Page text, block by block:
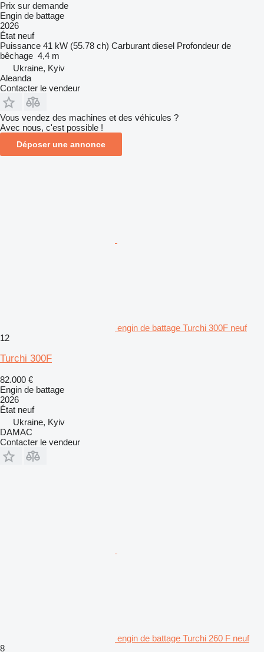
Prix sur demande
Engin de battage
2026
État neuf
Puissance 41 kW (55.78 ch) Carburant diesel Profondeur de
bêchage 4,4 m
Ukraine, Kyiv
Aleanda
Contacter le vendeur
Vous vendez des machines et des véhicules ?
Avec nous, c'est possible !
Déposer une annonce
engin de battage Turchi 300F neuf
12
Turchi 300F
82.000 €
Engin de battage
2026
État neuf
Ukraine, Kyiv
DAMAC
Contacter le vendeur
engin de battage Turchi 260 F neuf
8